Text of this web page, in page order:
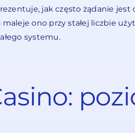
jak często żądanie jest
ono przy stałej liczbie
systemu.